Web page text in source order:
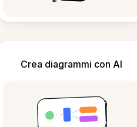
Crea diagrammi con AI